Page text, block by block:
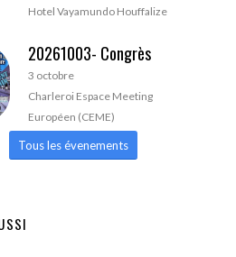
Hotel Vayamundo Houffalize
20261003- Congrès
3 octobre
Charleroi Espace Meeting
Européen (CEME)
Tous les évenements